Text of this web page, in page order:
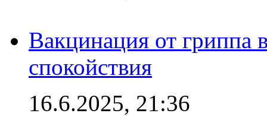
Вакцинация от гриппа
спокойствия
16.6.2025, 21:36